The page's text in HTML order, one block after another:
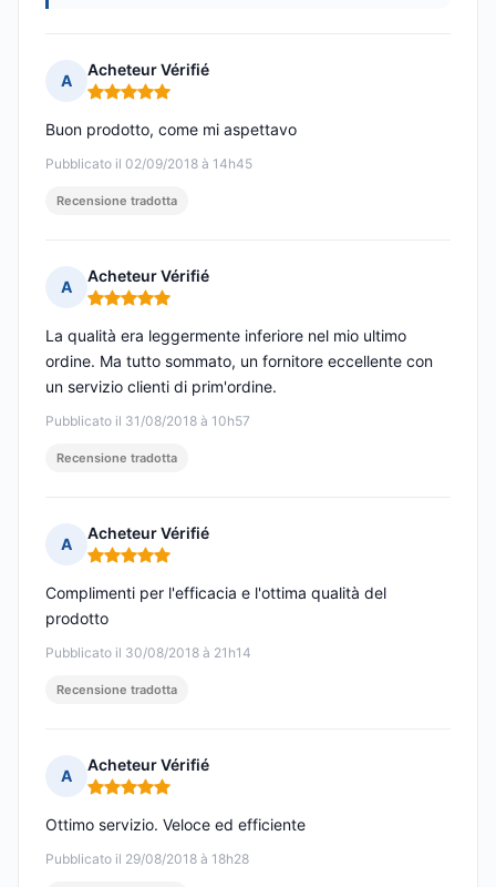
A
Acheteur Vérifié
Nota: 5 su 5
Pubblicato il 02/09/2018 à 14h45
Buon prodotto, come mi aspettavo
Recensione tradotta
A
Acheteur Vérifié
Nota: 5 su 5
Pubblicato il 31/08/2018 à 10h57
La qualità era leggermente inferiore nel mio ultimo
ordine. Ma tutto sommato, un fornitore eccellente con
un servizio clienti di prim'ordine.
Recensione tradotta
A
Acheteur Vérifié
Nota: 5 su 5
Pubblicato il 30/08/2018 à 21h14
Complimenti per l'efficacia e l'ottima qualità del
prodotto
Recensione tradotta
A
Acheteur Vérifié
Nota: 5 su 5
Pubblicato il 29/08/2018 à 18h28
Ottimo servizio. Veloce ed efficiente